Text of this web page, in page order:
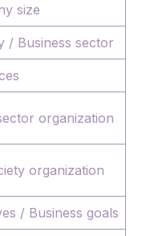
size
/ Business sector
organization
organization
/ Business goals